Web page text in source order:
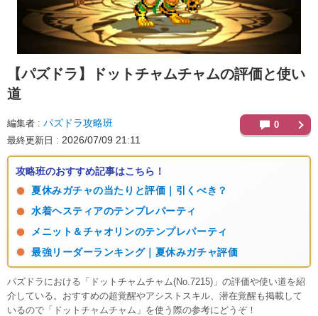
【パズドラ】
ドットチャムチャムの評価と使い
道
編集者 パズドラ攻略班
最終更新日 2026/07/09 21:11
0
攻略班のおすすめ記事はこちら！
夏休みガチャの当たりと評価｜引くべき？
水着ヘスティアのテンプレパーティ
メニット＆チャオリンのテンプレパーティ
最強リーダーランキング｜夏休みガチャ評価
パズドラにおける「ドットチャムチャム(No.7215)」の評価や使い道を紹
介している。おすすめの超覚醒やアシストスキル、潜在覚醒も掲載して
いるので「ドットチャムチャム」を使う際の参考にどうぞ！